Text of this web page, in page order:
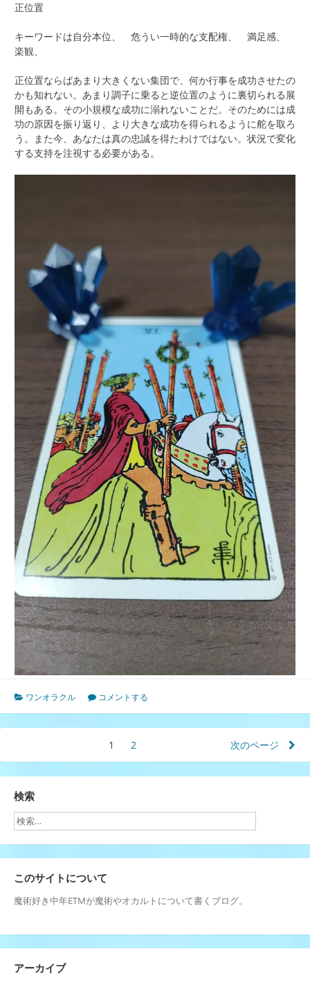
正位置
キーワードは自分本位、 危うい一時的な支配権、 満足感、
楽観、
正位置ならばあまり大きくない集団で、何か行事を成功させたの
かも知れない。あまり調子に乗ると逆位置のように裏切られる展
開もある。その小規模な成功に溺れないことだ。そのためには成
功の原因を振り返り、より大きな成功を得られるように舵を取ろ
う。また今、あなたは真の忠誠を得たわけではない。状況で変化
する支持を注視する必要がある。
ワンオラクル コメントする
稿
の
ペ
ー
ジ
送
り
ー
ジ
1
ー
ジ
2 次のページ
検索
このサイトについて
魔術好き中年ETMが魔術やオカルトについて書くブログ。
アーカイブ